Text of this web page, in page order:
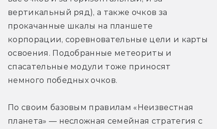
вертикальный ряд), а также очков за
прокачанные шкалы на планшете
корпорации, соревновательные цели и карты
освоения. Подобранные метеориты и
спасательные модули тоже приносят
немного победных очков.
По своим базовым правилам «Неизвестная
планета» — несложная семейная стратегия с